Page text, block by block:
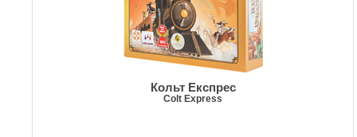
Кольт Експрес
Colt Express